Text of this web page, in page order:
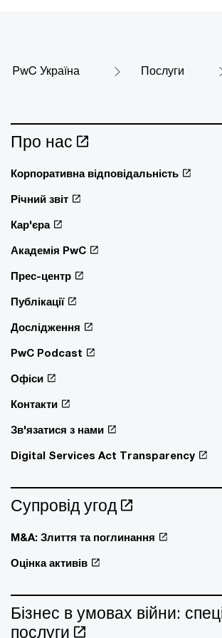
PwC Україна Послуги
Про нас
Корпоративна відповідальність
Річний звіт
Кар'єра
Академія PwC
Прес-центр
Публікації
Дослідження
PwC Podcast
Офіси
Контакти
Зв'язатися з нами
Digital Services Act Transparency
Супровід угод
M&A: Злиття та поглинання
Оцінка активів
Бізнес в умовах війни:
послуги